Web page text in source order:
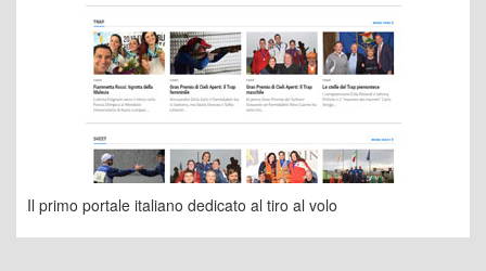
Il primo portale italiano dedicato al tiro al volo